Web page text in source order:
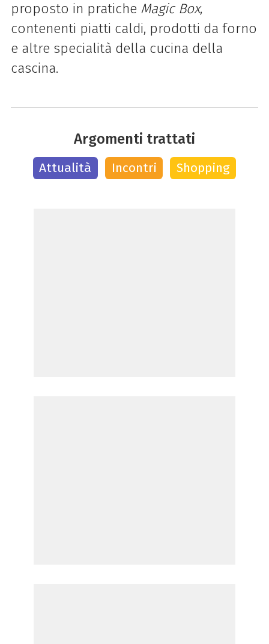
proposto in pratiche Magic Box,
contenenti piatti caldi, prodotti da forno
e altre specialità della cucina della
cascina.
Argomenti trattati
Attualità Incontri Shopping